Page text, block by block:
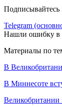
Подписывайтесь
Telegram
Нашли ошибку в
Материалы по
В
В Миннесоте
Великобритании